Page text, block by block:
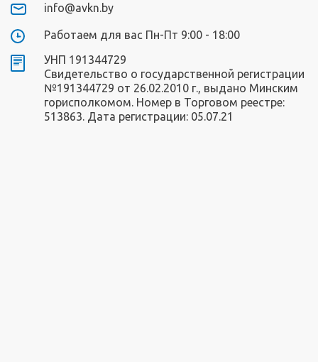
info@avkn.by
Работаем для вас Пн-Пт 9:00 - 18:00
УНП 191344729
Свидетельство о государственной регистрации
№191344729 от 26.02.2010 г., выдано Минским
горисполкомом. Номер в Торговом реестре:
513863. Дата регистрации: 05.07.21